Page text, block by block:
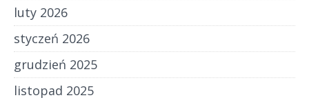
luty 2026
styczeń 2026
grudzień 2025
listopad 2025